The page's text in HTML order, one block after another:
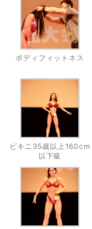
ボディフィットネス
ビキニ35歳以上160cm
以下級